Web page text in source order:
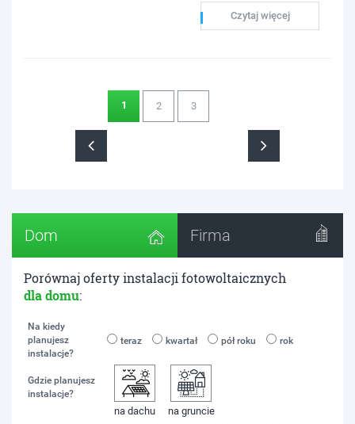
Czytaj więcej
1 2 3
Dom Firma
Porównaj oferty instalacji fotowoltaicznych
dla domu:
Na kiedy
planujesz
instalacje?
teraz kwartał pół roku rok
Gdzie planujesz
instalacje?
na dachu na gruncie